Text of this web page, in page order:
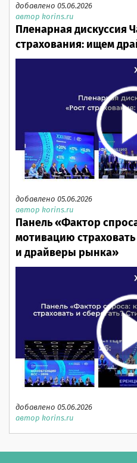
добавлено 05.06.2026
автор korins.ru
Пленарная дискуссия
страхования: ищем
добавлено 05.06.2026
автор korins.ru
Панель «Фактор
мотивацию
и драйверы рынка»
добавлено 05.06.2026
автор korins.ru